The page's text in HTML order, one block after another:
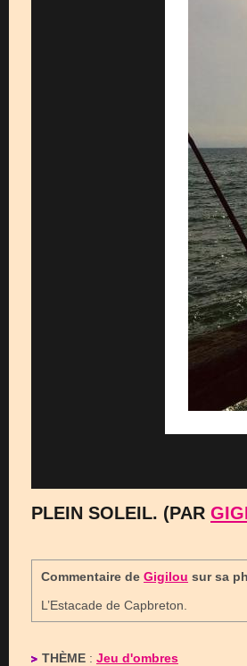
PLEIN SOLEIL. (PAR
Commentaire de Gigilou sur sa
L’Estacade de Capbreton.
THÈME : Jeu d'ombres